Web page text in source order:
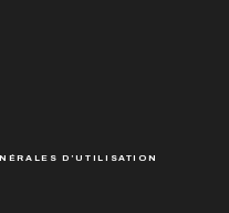
D’UTILISATION